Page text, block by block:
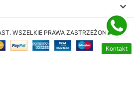

Kontakt
WSZELKIE PRAWA ZASTRZEŻONE